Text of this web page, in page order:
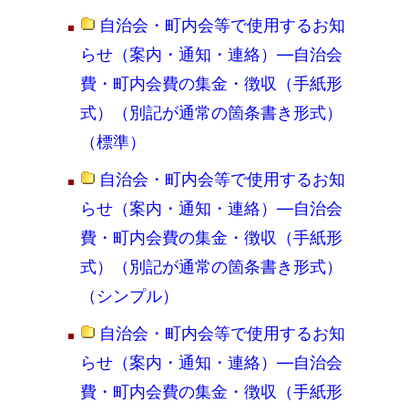
自治会・町内会等で使用するお知
らせ（案内・通知・連絡）―自治会
費・町内会費の集金・徴収（手紙形
式）（別記が通常の箇条書き形式）
（標準）
自治会・町内会等で使用するお知
らせ（案内・通知・連絡）―自治会
費・町内会費の集金・徴収（手紙形
式）（別記が通常の箇条書き形式）
（シンプル）
自治会・町内会等で使用するお知
らせ（案内・通知・連絡）―自治会
費・町内会費の集金・徴収（手紙形